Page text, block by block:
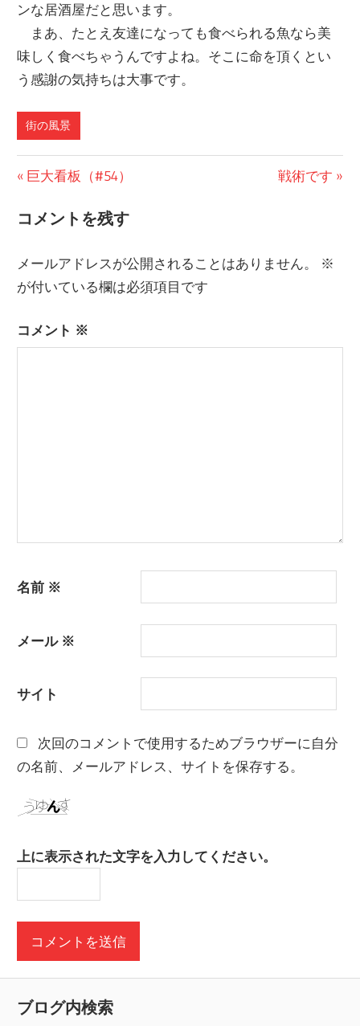
ンな居酒屋だと思います。
まあ、たとえ友達になっても食べられる魚なら美
味しく食べちゃうんですよね。そこに命を頂くとい
う感謝の気持ちは大事です。
街の風景
稿
ナ
ビ
ゲ
ー
前
投
巨大看板（#54）
次
戦術です
コメントを残す
メールアドレスが公開されることはありません。
※
が付いている欄は必須項目です
コメント ※
名前 ※
メール ※
サイト
次回のコメントで使用するためブラウザーに自分
の名前、メールアドレス、サイトを保存する。
上に表示された文字を入力してください。
ブログ内検索